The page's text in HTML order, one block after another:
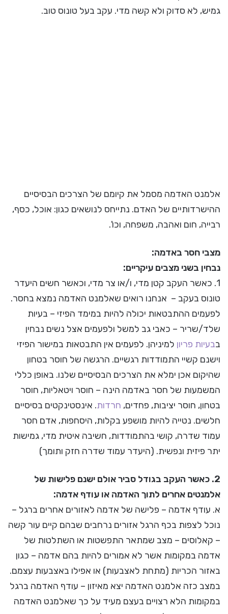
גמיש, לא סדוק ולא קשה מדי. עקב בעל טונוס טוב.
אלמנט האדמה מסמל את קיומם של הצרכים הבסיסיים
ההישרדותיים של האדם. נתייחס לנושאים כגון: אוכל, כסף,
רבייה, חום ואהבה, משפחה, וכו'.
מצבי חסר באדמה:
נבחין בשני מצבים עיקריים:
1. כאשר העקב קטן מדי, ו/או צר מדי, וכאשר חשים היעדר
טונוס בעקב – אנחנו רואים שאלמנט האדמה נמצא בחסר.
לפעמים ההתבטאות יכולה להיות במימד הפיזי – בעיות
שלד/שריר – כאבי גב למשל ולפעמים אצל נשים נבחין
בבעיות פריון למיניהן. לפעמים אין התבטאות במישור הפיזי
וישנם קשיי התמודדות רגשיים. הרגשה של חוסר בטחון
שהיקום אכן ימלא את הצרכים הבסיסיים שלנו. באופן כללי
המשמעות של חסר באדמה הינה – חוסר ויטאליות, חוסר
בטחון, חוסר יציבות, פחדים, חרדות. אינסטינקטים בסיסיים
חלשים. נטייה להיות מושפע בקלות, היסחפות, אדם חסר
עמוד שדרה, קושי בהתמודדות, חשיבה איטית מדי, גמישות
יתר פיזית ונפשית. (היעדר עמוד שדרה חזק ותומך)
2. כאשר העקב בגודל סביר אולם ישנם פלישות של
אלמנטים אחרים לתוך האדמה או עודף אדמה:
א. עודף אדמה – פלישה של אדמה לאזורים אחרים ברגל –
נוכל לצפות בכף הרגל אזורים נרחבים שבהם קיים עור קשה
– קאלוסים – מצב שמתאר התפשטות או השתלטות של
אדמה במקומות אשר לא אמורים להיות בהם אדמה – כגון
באזור הכריות (מתחת לאצבעות) או אפילו באצבעות עצמם.
במצב כזה אלמנט האדמה יצא מאיזון – עודף האדמה ברגל
במקומות הלא רצויים בעצם מעיד על כך שאלמנט האדמה